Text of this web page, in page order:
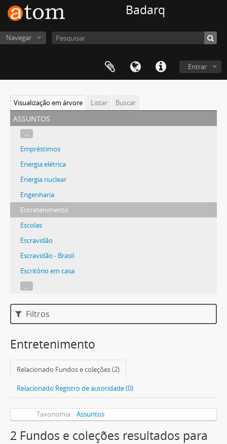
Badarq
Navegar
Entrar
Visualização em árvore Listar Buscar
assuntos
...
Empréstimos
Energia elétrica
Energia nuclear
Engenharia
Entretenimento
Escolas
Escravidão
Escravidão - Brasil
Escritório em casa
...
Filtros
Entretenimento
Relacionado Fundos e coleções (2)
Relacionado Registro de autoridade (0)
Taxonomia Assuntos
2 Fundos e coleções resultados para